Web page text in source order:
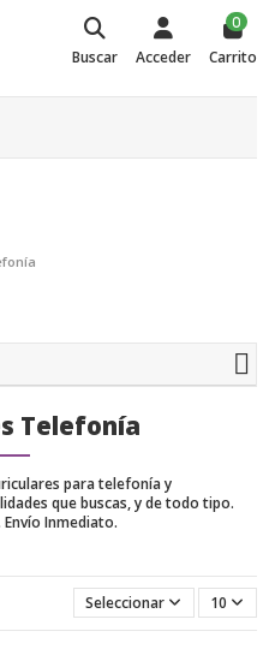
Buscar Acceder
0
Carrito
Telefonía
para telefonía y
que buscas, y de todo tipo.
Inmediato.
Seleccionar 10